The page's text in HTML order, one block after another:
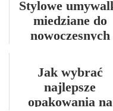
dostępne
wskazówki!
Stylowe
miedziane do
nowoczesnych
Jak wybrać
najlepsze
opakowania na